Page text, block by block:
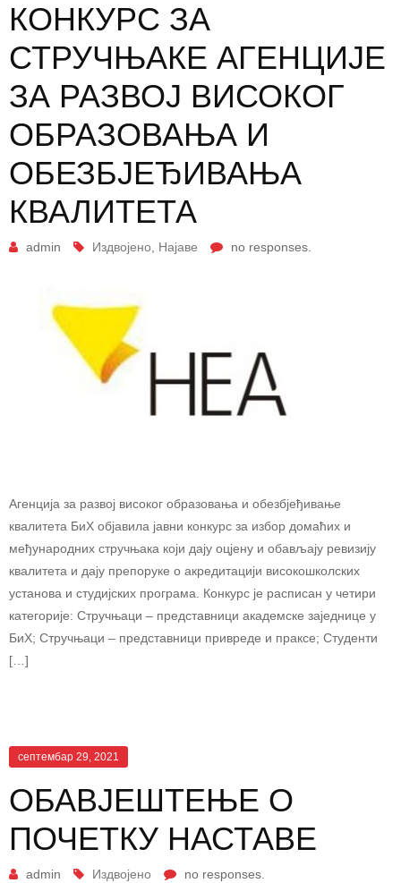
КОНКУРС ЗА
СТРУЧЊАКЕ АГЕНЦИЈЕ
ЗА РАЗВОЈ ВИСОКОГ
ОБРАЗОВАЊА И
ОБЕЗБЈЕЂИВАЊА
КВАЛИТЕТА
admin Издвојено, Најаве no responses.
Агенција за развој високог образовања и обезбјеђивање
квалитета БиХ објавила јавни конкурс за избор домаћих и
међународних стручњака који дају оцјену и обављају ревизију
квалитета и дају препоруке о акредитацији високошколских
установа и студијских програма. Конкурс је расписан у четири
категорије: Стручњаци – представници академске заједнице у
БиХ; Стручњаци – представници привреде и праксе; Студенти
[…]
септембар 29, 2021
ОБАВЈЕШТЕЊЕ О
ПОЧЕТКУ НАСТАВЕ
admin Издвојено no responses.